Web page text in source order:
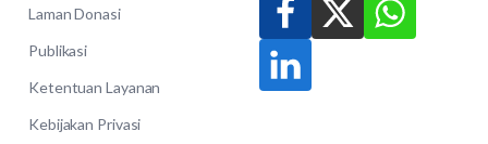
Laman Donasi
Publikasi
Ketentuan Layanan
Kebijakan Privasi